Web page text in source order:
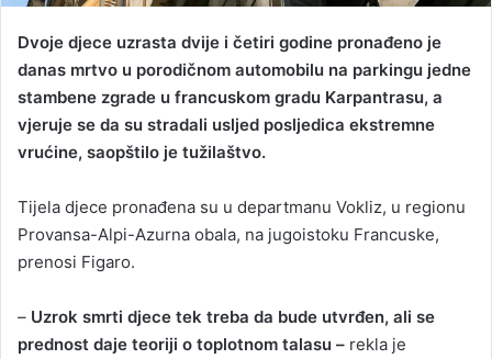
Dvoje djece uzrasta dvije i četiri godine pronađeno je
danas mrtvo u porodičnom automobilu na parkingu jedne
stambene zgrade u francuskom gradu Karpantrasu, a
vjeruje se da su stradali usljed posljedica ekstremne
vrućine, saopštilo je tužilaštvo.
Tijela djece pronađena su u departmanu Vokliz, u regionu
Provansa-Alpi-Azurna obala, na jugoistoku Francuske,
prenosi Figaro.
– Uzrok smrti djece tek treba da bude utvrđen, ali se
prednost daje teoriji o toplotnom talasu – rekla je